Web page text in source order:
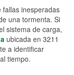
fallas inesperadas
una tormenta. Si
sistema de carga,
ubicada en 3211
a identificar
tiempo.